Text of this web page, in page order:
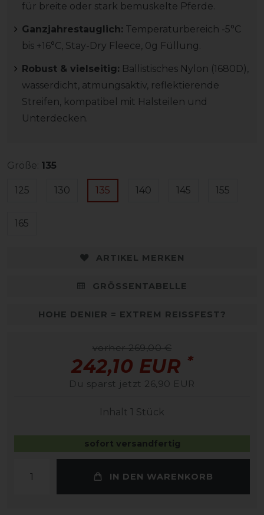
für breite oder stark bemuskelte Pferde.
Ganzjahrestauglich: Temperaturbereich -5°C
bis +16°C, Stay-Dry Fleece, 0g Füllung.
Robust & vielseitig: Ballistisches Nylon (1680D),
wasserdicht, atmungsaktiv, reflektierende
Streifen, kompatibel mit Halsteilen und
Unterdecken.
Größe: 135
125 130 135 140 145 155
165
ARTIKEL MERKEN
GRÖSSENTABELLE
HOHE DENIER = EXTREM REISSFEST?
vorher 269,00 €
242,10 EUR *
Du sparst jetzt 26,90 EUR
Inhalt 1 Stück
sofort versandfertig
IN DEN WARENKORB